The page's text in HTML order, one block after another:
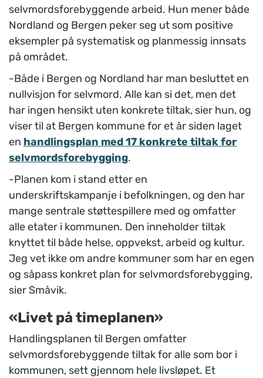
selvmordsforebyggende arbeid. Hun mener både
Nordland og Bergen peker seg ut som positive
eksempler på systematisk og planmessig innsats
på området.
-Både i Bergen og Nordland har man besluttet en
nullvisjon for selvmord. Alle kan si det, men det
har ingen hensikt uten konkrete tiltak, sier hun, og
viser til at Bergen kommune for et år siden laget
en handlingsplan med 17 konkrete tiltak for
selvmordsforebygging.
-Planen kom i stand etter en
underskriftskampanje i befolkningen, og den har
mange sentrale støttespillere med og omfatter
alle etater i kommunen. Den inneholder tiltak
knyttet til både helse, oppvekst, arbeid og kultur.
Jeg vet ikke om andre kommuner som har en egen
og såpass konkret plan for selvmordsforebygging,
sier Småvik.
«Livet på timeplanen»
Handlingsplanen til Bergen omfatter
selvmordsforebyggende tiltak for alle som bor i
kommunen, sett gjennom hele livsløpet. Et